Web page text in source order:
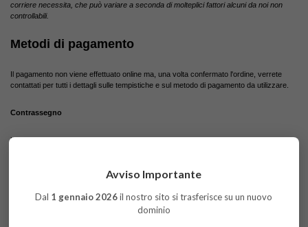
corriere necessita, che può variare a seconda di molteplici fattori alcuni da noi non
controllabili.
Metodi di pagamento
Il pagamento non viene effettuato online ma, una volta confermato l'ordine, verrete
contattati per tutti i dettagli sulle tempistiche e sul metodo di pagamento da utilizzare.
Contrassegno
L'evasione dell'ordine a seguito di un pagamento tramite contrassegno avviene
Avviso Importante
Dal 1 gennaio 2026il nostro sito si trasferisce su un nuovo
dominio